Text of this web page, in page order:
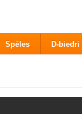
Spēles D-biedri